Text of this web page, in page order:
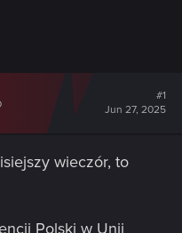
#1
Jun 27, 2025
wieczór, to
Polski w Unii